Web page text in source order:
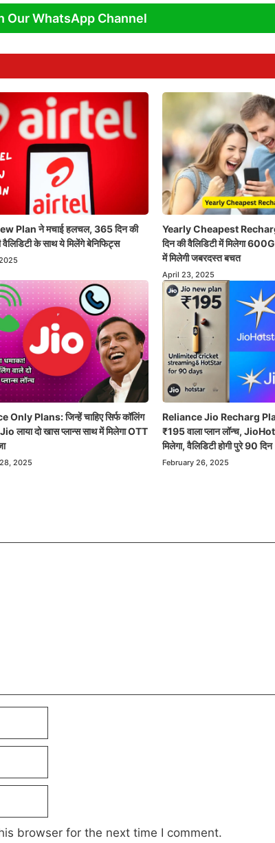
Our WhatsApp Channel
Plan ने मचाई हलचल, 365 दिन की
के साथ ये मिलेंगे बेनिफिट्स
Yearly Cheapest
दिन की वैलिडिटी में मिलेगा
में मिलेगी जबरदस्त बचत
April 23, 2025
Only Plans: जिन्हें चाहिए सिर्फ कॉलिंग
लाया दो खास प्लान्स साथ में मिलेगा OTT
2025
Reliance Jio Recharg
₹195 वाला प्लान लॉन्च,
मिलेगा, वैलिडिटी होगी पुरे 90 दिन
February 26, 2025
browser for the next time I comment.